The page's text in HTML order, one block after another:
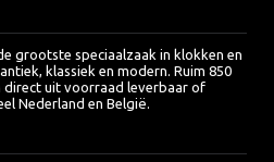
grootste speciaalzaak in klokken en
klassiek en modern. Ruim 850
direct uit voorraad leverbaar of
Nederland en België.